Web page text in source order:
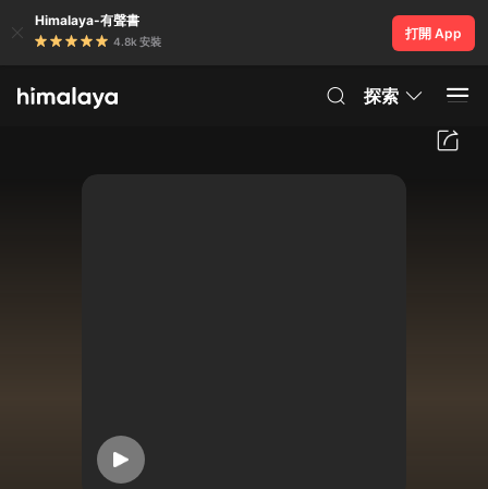
Himalaya-有聲書
4.8k 安裝
打開 App
探索